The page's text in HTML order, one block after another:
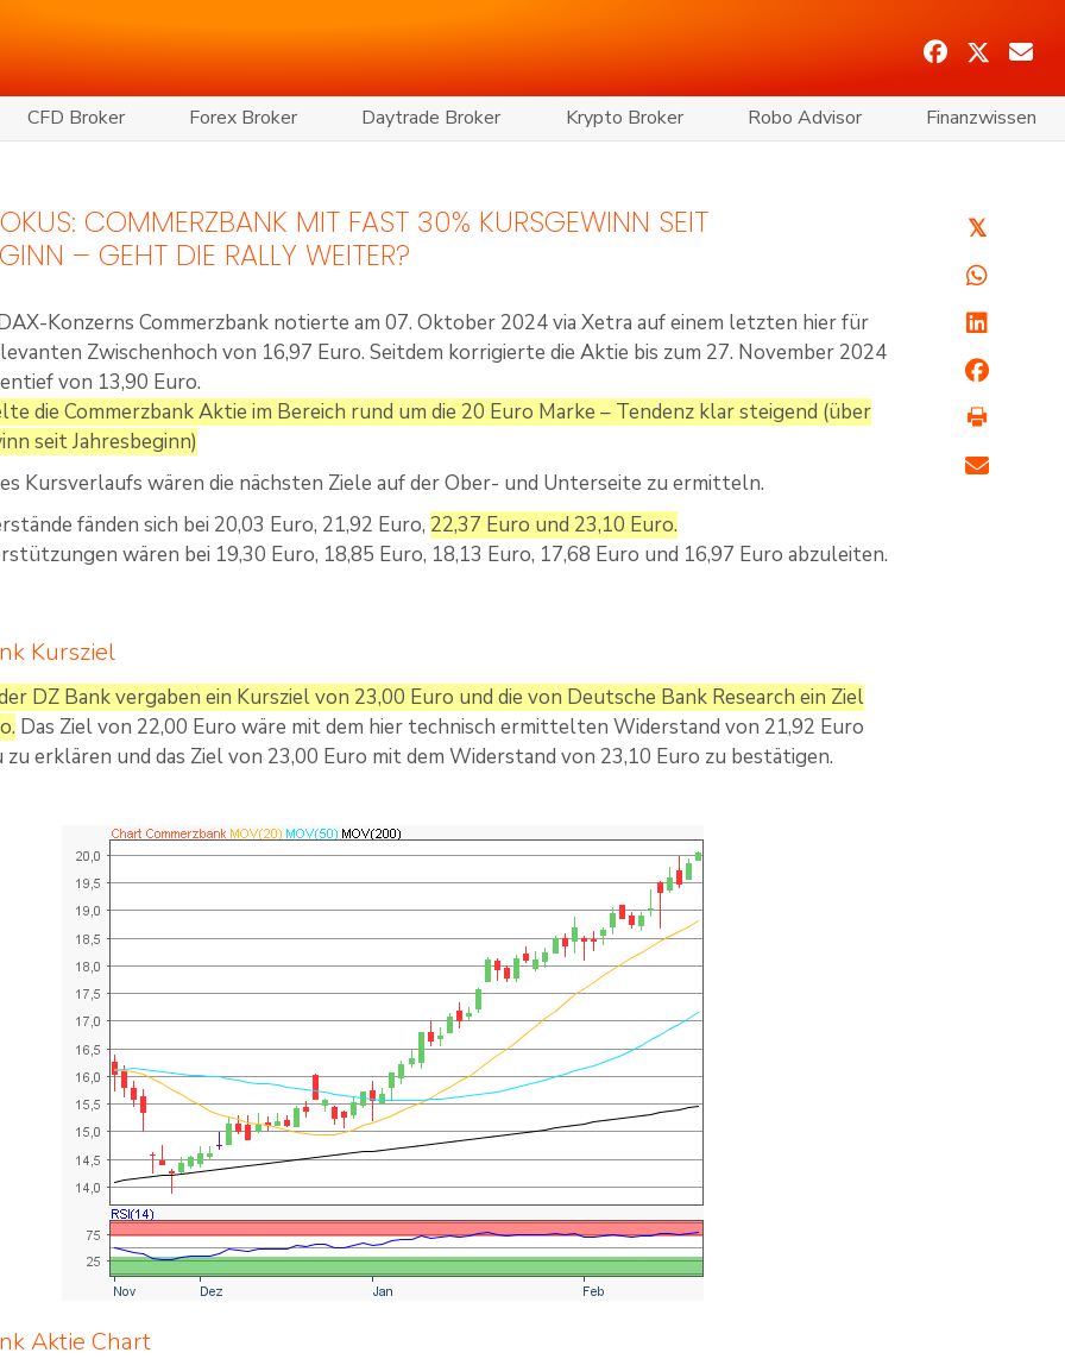
CFD Broker Forex Broker Daytrade Broker Krypto Broker Robo Advisor Finanzwissen
COMMERZBANK MIT FAST 30% KURSGEWINN SEIT
– GEHT DIE RALLY WEITER?
Konzerns Commerzbank notierte am 07. Oktober 2024 via Xetra auf einem letzten hier für
Zwischenhoch von 16,97 Euro. Seitdem korrigierte die Aktie bis zum 27. November 2024
von 13,90 Euro.
die Commerzbank Aktie im Bereich rund um die 20 Euro Marke – Tendenz klar steigend (über
seit Jahresbeginn)
Kursverlaufs wären die nächsten Ziele auf der Ober- und Unterseite zu ermitteln.
fänden sich bei 20,03 Euro, 21,92 Euro, 22,37 Euro und 23,10 Euro.
wären bei 19,30 Euro, 18,85 Euro, 18,13 Euro, 17,68 Euro und 16,97 Euro abzuleiten.
Kursziel
DZ Bank vergaben ein Kursziel von 23,00 Euro und die von Deutsche Bank Research ein Ziel
Das Ziel von 22,00 Euro wäre mit dem hier technisch ermittelten Widerstand von 21,92 Euro
zu erklären und das Ziel von 23,00 Euro mit dem Widerstand von 23,10 Euro zu bestätigen.
Aktie Chart
𝕏